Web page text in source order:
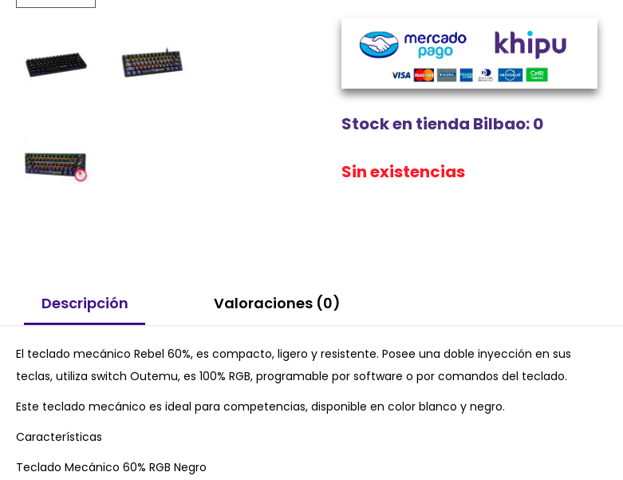
Stock en tienda Bilbao: 0
Sin existencias
Descripción Valoraciones (0)
El teclado mecánico Rebel 60%, es compacto, ligero y resistente. Posee una doble inyección en sus
teclas, utiliza switch Outemu, es 100% RGB, programable por software o por comandos del teclado.
Este teclado mecánico es ideal para competencias, disponible en color blanco y negro.
Características
Teclado Mecánico 60% RGB Negro